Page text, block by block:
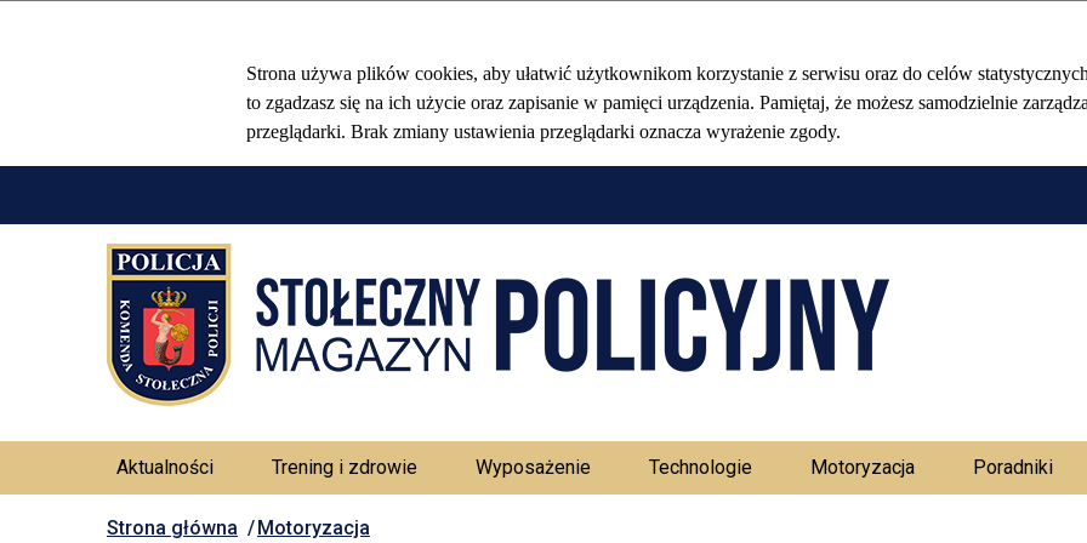
Stołeczny
Aktualności Trening i zdrowie Wyposażenie Technologie Motoryzacja Poradniki
Strona główna Motoryzacja